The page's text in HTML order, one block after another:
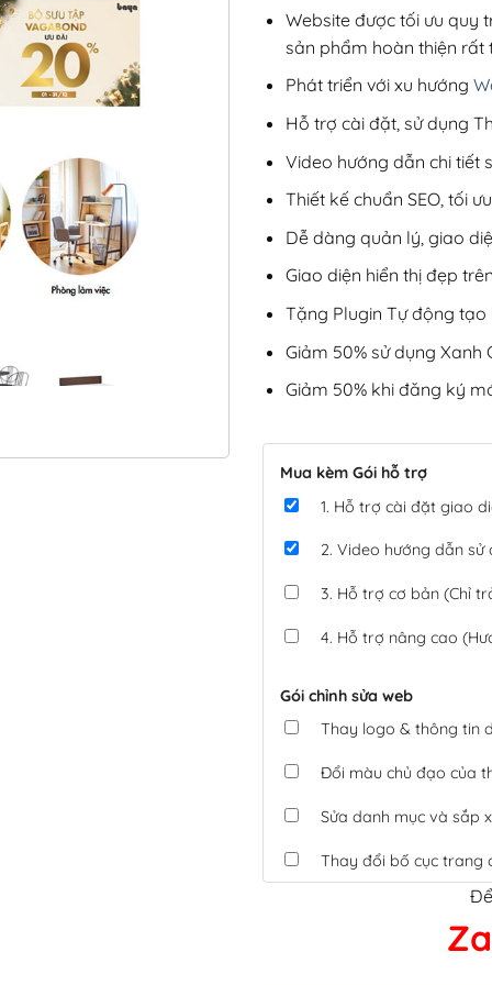
Website được tối ưu quy
sản phẩm hoàn thiện rất
Phát triển với xu hướng
Hỗ trợ cài đặt, sử dụng
Video hướng dẫn chi tiết
Thiết kế chuẩn SEO, tối
Dễ dàng quản lý, giao
Giao diện hiển thị đẹp
Tặng Plugin Tự động tạo
Giảm 50% sử dụng Xanh
Giảm 50% khi đăng ký
Mua kèm Gói hỗ trợ
1. Hỗ trợ cài đặt giao
2. Video hướng dẫn
3. Hỗ trợ cơ bản (Chỉ
4. Hỗ trợ nâng cao
Gói chỉnh sửa web
Thay logo & thông tin
Đổi màu chủ đạo của
Sửa danh mục và sắp
Thay đổi bố cục trang
Tích hợp thanh toán
Xác minh Website,